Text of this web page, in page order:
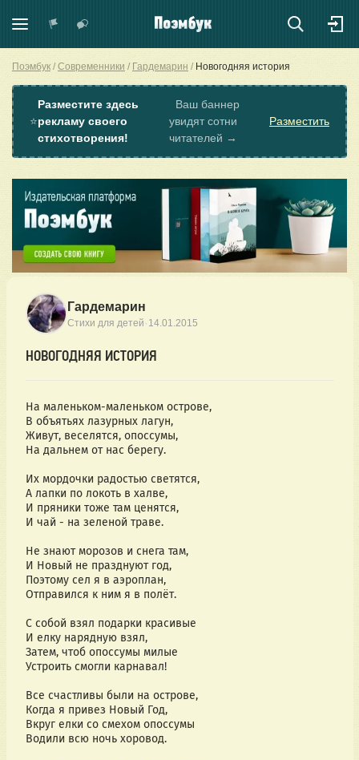
Поэмбук Современники Гардемарин Новогодняя история
⭐
Разместите здесь
рекламу своего
стихотворения!
Ваш баннер
увидят сотни
читателей →
Разместить
Гардемарин
Стихи для детей · 14.01.2015
НОВОГОДНЯЯ ИСТОРИЯ
На маленьком-маленьком острове,
В объятьях лазурных лагун,
Живут, веселятся, опоссумы,
На дальнем от нас берегу.
Их мордочки радостью светятся,
А лапки по локоть в халве,
И пряники тоже там ценятся,
И чай - на зеленой траве.
Не знают морозов и снега там,
И Новый не празднуют год,
Поэтому сел я в аэроплан,
Отправился к ним я в полёт.
С собой взял подарки красивые
И елку нарядную взял,
Затем, чтоб опоссумы милые
Устроить смогли карнавал!
Все счастливы были на острове,
Когда я привез Новый Год,
Вкруг елки со смехом опоссумы
Водили всю ночь хоровод.